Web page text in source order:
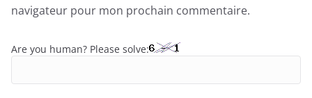
navigateur pour mon prochain commentaire.
Are you human? Please solve: